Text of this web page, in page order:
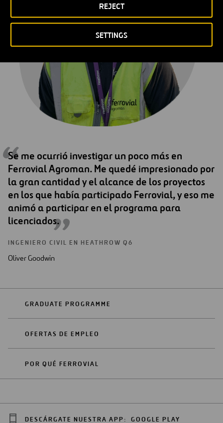
SETTINGS
REJECT
Se me ocurrió investigar un poco más en
Ferrovial Agroman. Me quedé impresionado por
la gran cantidad y el alcance de los proyectos
en los que había participado Ferrovial, y eso me
animó a participar en el programa para
licenciados.
INGENIERO CIVIL EN HEATHROW Q6
Oliver Goodwin
GRADUATE PROGRAMME
OFERTAS DE EMPLEO
POR QUÉ FERROVIAL
DESCÁRGATE NUESTRA APP: GOOGLE PLAY